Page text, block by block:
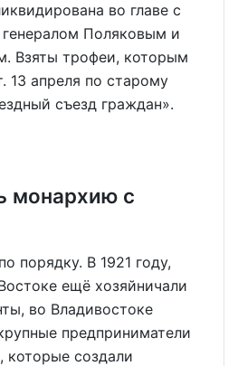
во главе с
Поляковым и
Взяты трофеи, которым
13 апреля по старому
съезд граждан».
монархию с
порядку. В 1921 году,
ещё хозяйничали
во Владивостоке
предприниматели
которые создали